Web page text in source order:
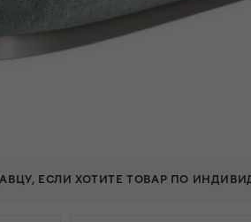
ЕСЛИ ХОТИТЕ ТОВАР ПО